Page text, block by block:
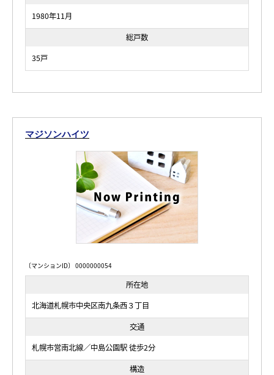
1980年11月
総戸数
35戸
マジソンハイツ
〔マンションID〕 0000000054
所在地
北海道札幌市中央区南九条西３丁目
交通
札幌市営南北線／中島公園駅 徒歩2分
構造